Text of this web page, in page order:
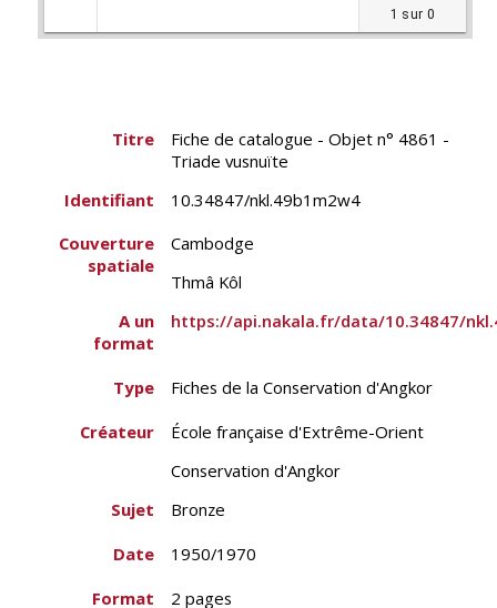
1 sur 0
Titre
Fiche de catalogue - Objet n° 4861 -
Triade vusnuïte
Identifiant
10.34847/nkl.49b1m2w4
Couverture
spatiale
Cambodge
Thmâ Kôl
A un
format
https://api.nakala.fr/data/10.34847/
Type
Fiches de la Conservation d'Angkor
Créateur
École française d'Extrême-Orient
Conservation d'Angkor
Sujet
Bronze
Date
1950/1970
Format
2 pages